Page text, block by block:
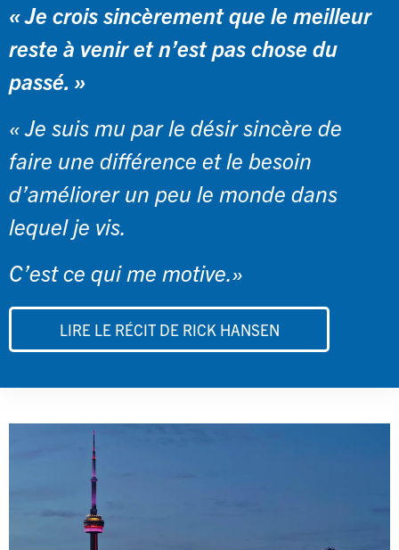
« Je crois sincèrement que le meilleur
reste à venir et n’est pas chose du
passé. »
« Je suis mu par le désir sincère de
faire une différence et le besoin
d’améliorer un peu le monde dans
lequel je vis.
C’est ce qui me motive.»
LIRE LE RÉCIT DE RICK HANSEN